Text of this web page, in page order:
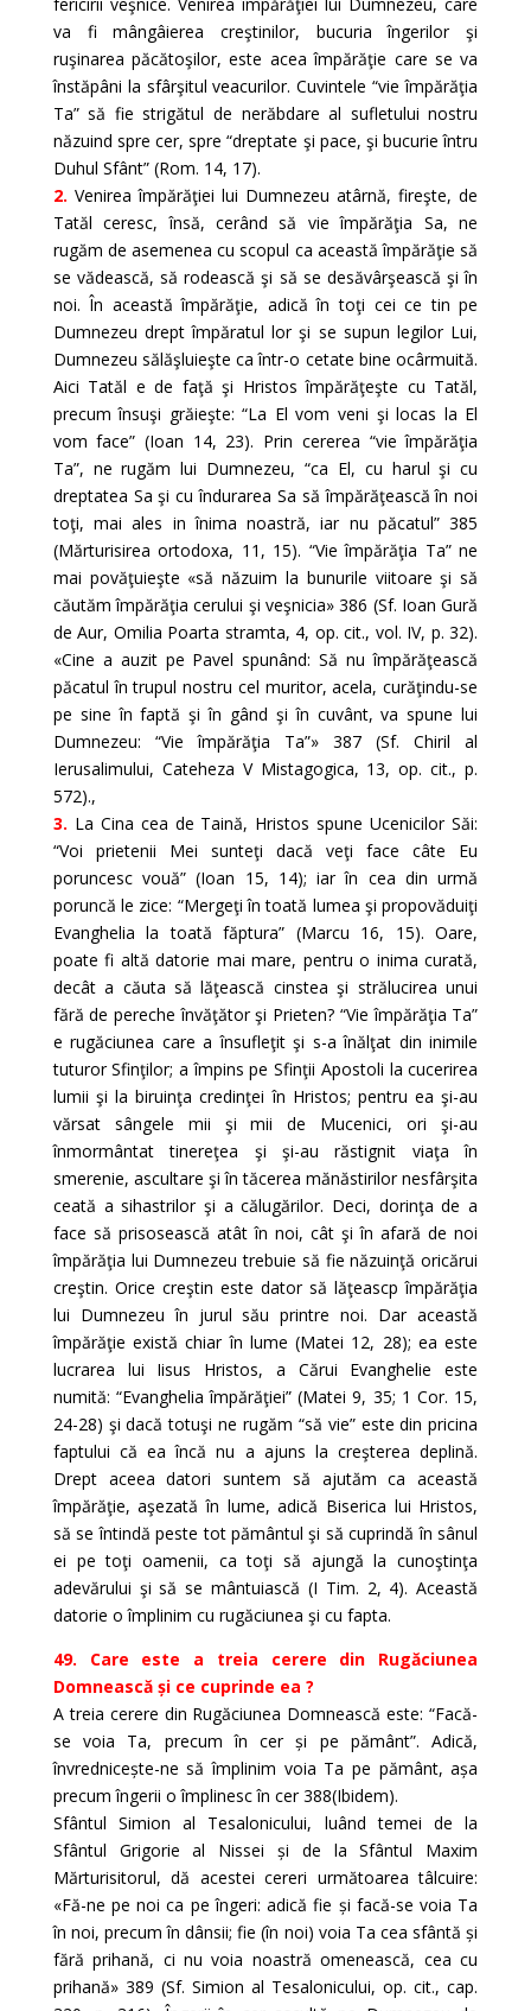
va fi mângâierea creştinilor, bucuria îngerilor şi
ruşinarea păcătoşilor, este acea împărăţie care se va
înstăpâni la sfârşitul veacurilor. Cuvintele “vie împărăţia
Ta” să fie strigătul de nerăbdare al sufletului nostru
năzuind spre cer, spre “dreptate şi pace, şi bucurie întru
Duhul Sfânt” (Rom. 14, 17).
2. Venirea împărăţiei lui Dumnezeu atârnă, fireşte, de
Tatăl ceresc, însă, cerând să vie împărăţia Sa, ne
rugăm de asemenea cu scopul ca această împărăţie să
se vădească, să rodească şi să se desăvârşească şi în
noi. În această împărăţie, adică în toţi cei ce tin pe
Dumnezeu drept împăratul lor şi se supun legilor Lui,
Dumnezeu sălăşluieşte ca într-o cetate bine ocârmuită.
Aici Tatăl e de faţă şi Hristos împărăţeşte cu Tatăl,
precum însuşi grăieşte: “La El vom veni şi locas la El
vom face” (Ioan 14, 23). Prin cererea “vie împărăţia
Ta”, ne rugăm lui Dumnezeu, “ca El, cu harul şi cu
dreptatea Sa şi cu îndurarea Sa să împărăţească în noi
toţi, mai ales in înima noastră, iar nu păcatul” 385
(Mărturisirea ortodoxa, 11, 15). “Vie împărăţia Ta” ne
mai povăţuieşte «să năzuim la bunurile viitoare şi să
căutăm împărăţia cerului şi veşnicia» 386 (Sf. Ioan Gură
de Aur, Omilia Poarta stramta, 4, op. cit., vol. IV, p. 32).
«Cine a auzit pe Pavel spunând: Să nu împărăţească
păcatul în trupul nostru cel muritor, acela, curăţindu-se
pe sine în faptă şi în gând şi în cuvânt, va spune lui
Dumnezeu: “Vie împărăţia Ta”» 387 (Sf. Chiril al
Ierusalimului, Cateheza V Mistagogica, 13, op. cit., p.
572).,
3. La Cina cea de Taină, Hristos spune Ucenicilor Săi:
“Voi prietenii Mei sunteţi dacă veţi face câte Eu
poruncesc vouă” (Ioan 15, 14); iar în cea din urmă
poruncă le zice: “Mergeţi în toată lumea şi propovăduiţi
Evanghelia la toată făptura” (Marcu 16, 15). Oare,
poate fi altă datorie mai mare, pentru o inima curată,
decât a căuta să lăţească cinstea şi strălucirea unui
fără de pereche învăţător şi Prieten? “Vie împărăţia Ta”
e rugăciunea care a însufleţit şi s-a înălţat din inimile
tuturor Sfinţilor; a împins pe Sfinţii Apostoli la cucerirea
lumii şi la biruinţa credinţei în Hristos; pentru ea şi-au
vărsat sângele mii şi mii de Mucenici, ori şi-au
înmormântat tinereţea şi şi-au răstignit viaţa în
smerenie, ascultare şi în tăcerea mănăstirilor nesfârşita
ceată a sihastrilor şi a călugărilor. Deci, dorinţa de a
face să prisosească atât în noi, cât şi în afară de noi
împărăţia lui Dumnezeu trebuie să fie năzuinţă oricărui
creştin. Orice creştin este dator să lăţeascp împărăţia
lui Dumnezeu în jurul său printre noi. Dar această
împărăţie există chiar în lume (Matei 12, 28); ea este
lucrarea lui Iisus Hristos, a Cărui Evanghelie este
numită: “Evanghelia împărăţiei” (Matei 9, 35; 1 Cor. 15,
24-28) şi dacă totuşi ne rugăm “să vie” este din pricina
faptului că ea încă nu a ajuns la creşterea deplină.
Drept aceea datori suntem să ajutăm ca această
împărăţie, aşezată în lume, adică Biserica lui Hristos,
să se întindă peste tot pământul şi să cuprindă în sânul
ei pe toţi oamenii, ca toţi să ajungă la cunoştinţa
adevărului şi să se mântuiască (I Tim. 2, 4). Această
datorie o împlinim cu rugăciunea şi cu fapta.
49. Care este a treia cerere din Rugăciunea
Domnească și ce cuprinde ea ?
A treia cerere din Rugăciunea Domnească este: “Facă-
se voia Ta, precum în cer și pe pământ”. Adică,
învrednicește-ne să împlinim voia Ta pe pământ, așa
precum îngerii o împlinesc în cer 388(Ibidem).
Sfântul Simion al Tesalonicului, luând temei de la
Sfântul Grigorie al Nissei și de la Sfântul Maxim
Mărturisitorul, dă acestei cereri următoarea tâlcuire:
«Fă-ne pe noi ca pe îngeri: adică fie și facă-se voia Ta
în noi, precum în dânsii; fie (în noi) voia Ta cea sfântă și
fără prihană, ci nu voia noastră omenească, cea cu
prihană» 389 (Sf. Simion al Tesalonicului, op. cit., cap.